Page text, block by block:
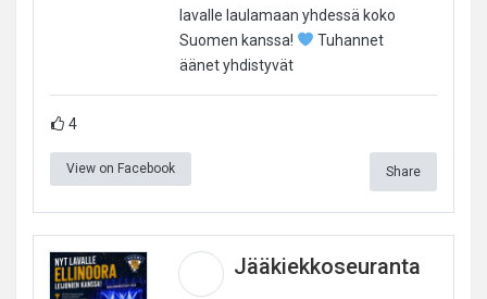
lavalle laulamaan yhdessä koko
Suomen kanssa!
Tuhannet
äänet yhdistyvät
4
View on Facebook Share
Jääkiekkoseuranta